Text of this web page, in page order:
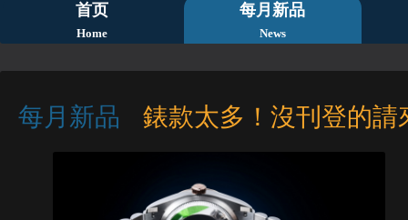
首页
Home
每月新品
News
每月新品 錶款太多！沒刊登的請